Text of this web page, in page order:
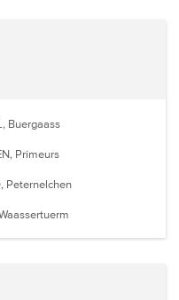
Buergaass
Primeurs
Peternelchen